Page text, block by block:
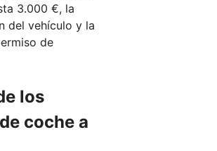
3.000 €, la
del vehículo y la
de
los
coche a